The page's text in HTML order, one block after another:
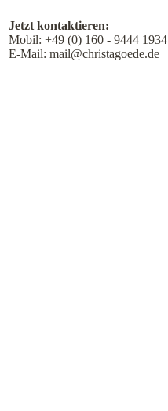
Jetzt kontaktieren:
Mobil:+49 (0) 160 - 9444 1934
E-Mail:mail@christagoede.de